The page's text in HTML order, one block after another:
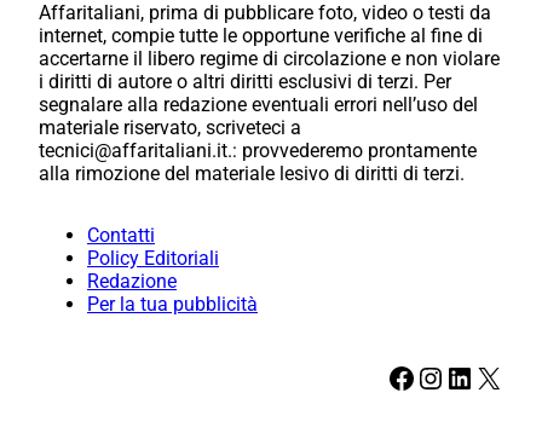
Affaritaliani, prima di pubblicare foto, video o testi da
internet, compie tutte le opportune verifiche al fine di
accertarne il libero regime di circolazione e non violare
i diritti di autore o altri diritti esclusivi di terzi. Per
segnalare alla redazione eventuali errori nell’uso del
materiale riservato, scriveteci a
tecnici@affaritaliani.it.: provvederemo prontamente
alla rimozione del materiale lesivo di diritti di terzi.
Contatti
Policy Editoriali
Redazione
Per la tua pubblicità
Facebook Instagram LinkedIn X